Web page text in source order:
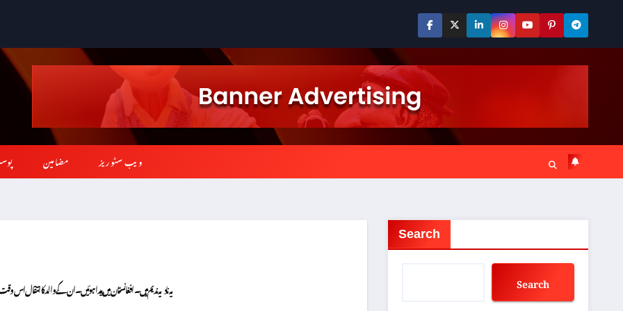
مضامین ویب سٹوریز
یہ نادیہ ندیم ہیں۔ افغانستان میں پیدا ہوئیں۔ ان کے والد کا انتقال اس وقت ہوا جب وہ 11 سال کی تھیں اور ان کا خاندان ٹرک کے پیچھے بیٹھ کر
Search
Search